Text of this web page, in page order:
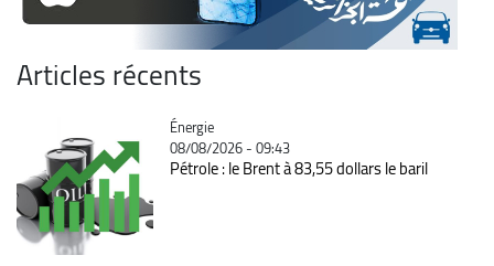
Articles récents
Catégorie
Énergie
08/08/2026 - 09:43
Pétrole : le Brent à 83,55 dollars le baril